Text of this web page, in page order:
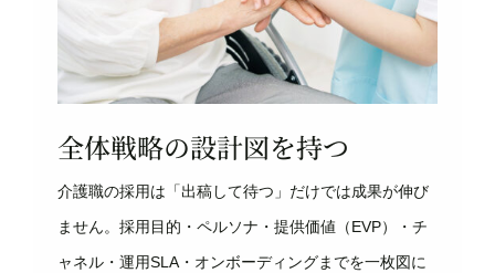
全体戦略の設計図を持つ
介護職の採用は「出稿して待つ」だけでは成果が伸び
ません。採用目的・ペルソナ・提供価値（EVP）・チ
ャネル・運用SLA・オンボーディングまでを一枚図に